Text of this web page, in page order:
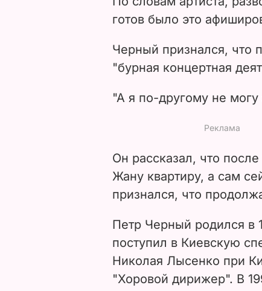
готов было это
Черный признался, что
"бурная концертная
"А я по-другому не могу
Он рассказал, что
Жану квартиру, а сам
признался, что
Петр Черный родился в
поступил в Киевскую
Николая Лысенко при
"Хоровой дирижер". В